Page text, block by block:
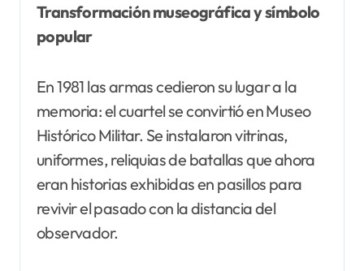
Transformación museográfica y símbolo
popular
En 1981 las armas cedieron su lugar a la
memoria: el cuartel se convirtió en Museo
Histórico Militar. Se instalaron vitrinas,
uniformes, reliquias de batallas que ahora
eran historias exhibidas en pasillos para
revivir el pasado con la distancia del
observador.